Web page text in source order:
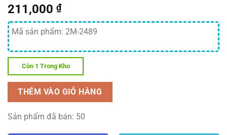
211,000 ₫
Mã sản phẩm: 2M-2489
Còn 1 Trong Kho
THÊM VÀO GIỎ HÀNG
Sản phẩm đã bán: 50